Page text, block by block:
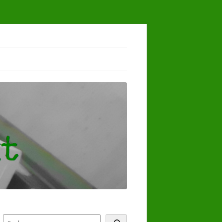
Suchen